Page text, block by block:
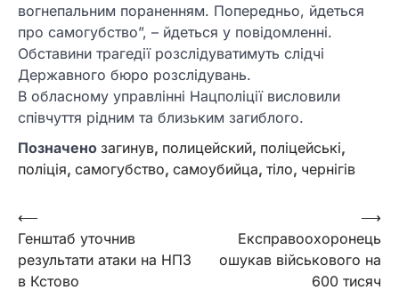
вогнепальним пораненням. Попередньо, йдеться
про самогубство”, – йдеться у повідомленні.
Обставини трагедії розслідуватимуть слідчі
Державного бюро розслідувань.
В обласному управлінні Нацполіції висловили
співчуття рідним та близьким загиблого.
Позначено загинув, полицейский, поліцейські,
поліція, самогубство, самоубийца, тіло, чернігів
Навігація
записів
⟵
Генштаб уточнив
результати атаки на НПЗ
в Кстово
Експравоохоронець
ошукав військового на
600 тисяч
⟶